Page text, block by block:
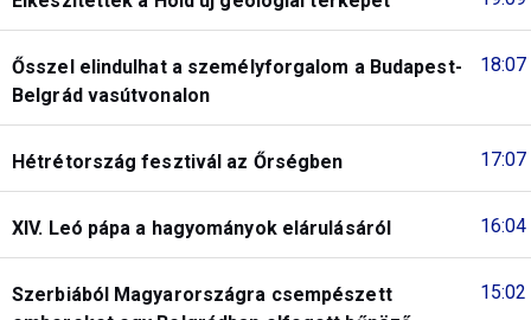
18:07
Ősszel elindulhat a személyforgalom a Budapest-
Belgrád vasútvonalon
17:07
Hétrétország fesztivál az Őrségben
16:04
XIV. Leó pápa a hagyományok elárulásáról
15:02
Szerbiából Magyarországra csempészett